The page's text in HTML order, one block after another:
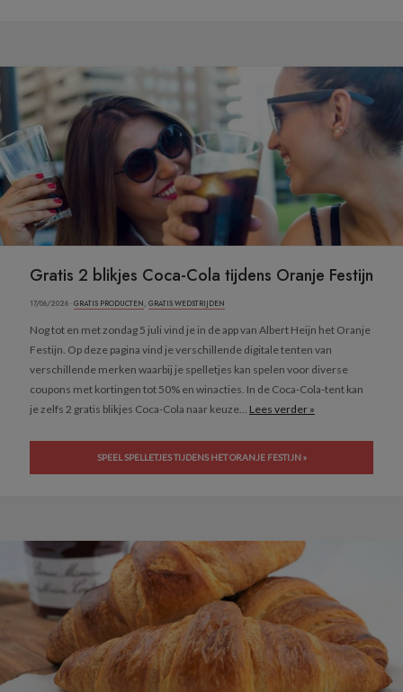
Gratis 2 blikjes Coca-Cola tijdens Oranje Festijn
17/06/2026 ·GRATIS PRODUCTEN, GRATIS WEDSTRIJDEN
Nog tot en met zondag 5 juli vind je in de app van Albert Heijn het Oranje
Festijn. Op deze pagina vind je verschillende digitale tenten van
verschillende merken waarbij je spelletjes kan spelen voor diverse
coupons met kortingen tot 50% en winacties. In de Coca-Cola-tent kan
je zelfs 2 gratis blikjes Coca-Cola naar keuze... Lees verder »
SPEEL SPELLETJES TIJDENS HET ORANJE FESTIJN »